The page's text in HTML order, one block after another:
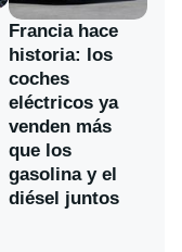
Francia hace
historia: los
coches
eléctricos ya
venden más
que los
gasolina y el
diésel juntos